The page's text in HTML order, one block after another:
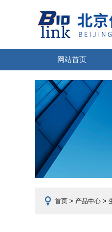
网站首页
首页 > 产品中心 >